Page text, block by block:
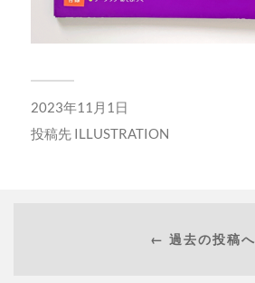
2023年11月1日
投稿先 ILLUSTRATION
← 過去の投稿へ